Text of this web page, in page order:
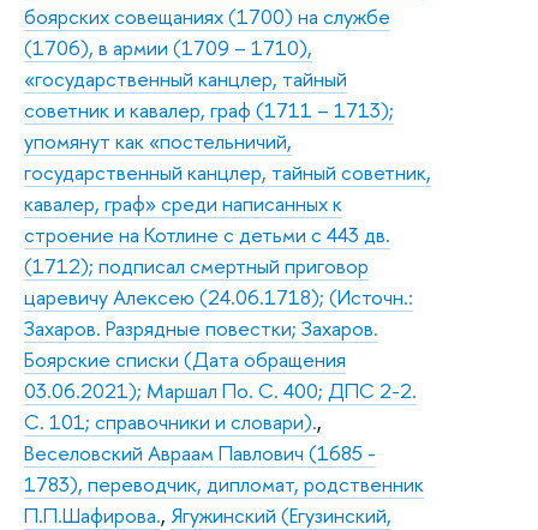
боярских совещаниях (1700) на службе
(1706), в армии (1709 – 1710),
«государственный канцлер, тайный
советник и кавалер, граф (1711 – 1713);
упомянут как «постельничий,
государственный канцлер, тайный советник,
кавалер, граф» среди написанных к
строение на Котлине с детьми с 443 дв.
(1712); подписал смертный приговор
царевичу Алексею (24.06.1718); (Источн.:
Захаров. Разрядные повестки; Захаров.
Боярские списки (Дата обращения
03.06.2021); Маршал По. С. 400; ДПС 2-2.
С. 101; справочники и словари).,
Веселовский Авраам Павлович (1685 -
1783), переводчик, дипломат, родственник
П.П.Шафирова., Ягужинский (Егузинский,